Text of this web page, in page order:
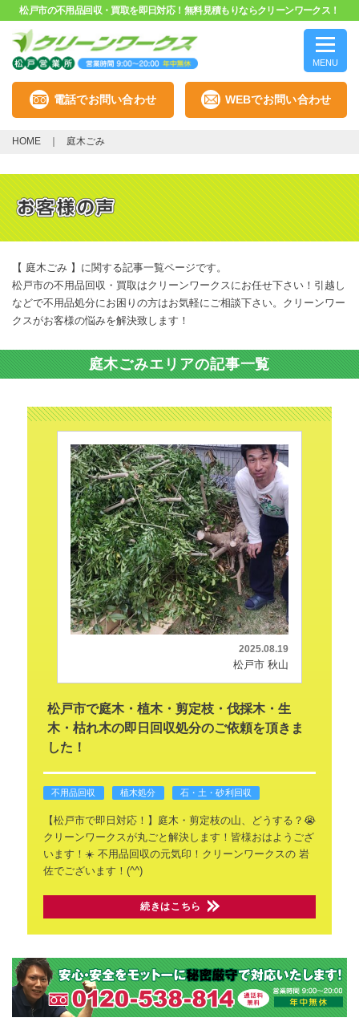
松戸市の不用品回収・買取を即日対応！無料見積もりならクリーンワークス！
MENU
電話でお問い合わせ WEBでお問い合わせ
HOME 庭木ごみ
【 庭木ごみ 】に関する記事一覧ページです。
松戸市の不用品回収・買取はクリーンワークスにお任せ下さい！引越し
などで不用品処分にお困りの方はお気軽にご相談下さい。クリーンワー
クスがお客様の悩みを解決致します！
庭木ごみエリアの記事一覧
2025.08.19
松戸市 秋山
松戸市で庭木・植木・剪定枝・伐採木・生
木・枯れ木の即日回収処分のご依頼を頂きま
した！
不用品回収 植木処分 石・土・砂利回収
​【松戸市で即日対応！】庭木・剪定枝の山、どうする？😭
クリーンワークスが丸ごと解決します！ ​皆様おはようござ
います！☀️ 不用品回収の元気印！クリーンワークスの岩
佐でございます！(^^)
続きはこちら